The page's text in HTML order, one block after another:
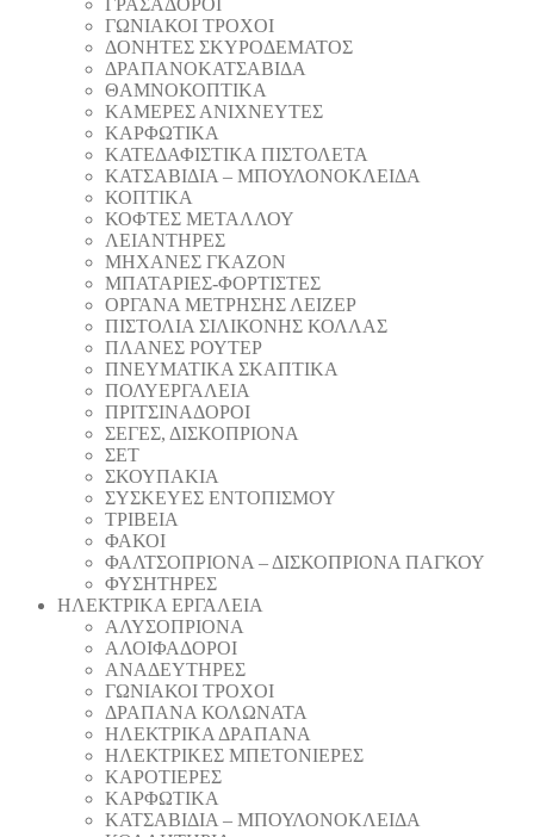
ΓΩΝΙΑΚΟΙ ΤΡΟΧΟΙ
ΔΟΝΗΤΕΣ ΣΚΥΡΟΔΕΜΑΤΟΣ
ΔΡΑΠΑΝΟΚΑΤΣΑΒΙΔΑ
ΘAΜΝΟΚΟΠΤΙΚΑ
ΚΑΜΕΡΕΣ ΑΝΙΧΝΕΥΤΕΣ
ΚΑΡΦΩΤΙΚΑ
ΚΑΤΕΔΑΦΙΣΤΙΚΑ ΠΙΣΤΟΛΕΤΑ
ΚΑΤΣΑΒΙΔΙΑ – ΜΠΟΥΛΟΝΟΚΛΕΙΔΑ
ΚΟΠΤΙΚA
ΚΟΦΤΕΣ ΜΕΤΑΛΛΟΥ
ΛΕΙΑΝΤΗΡEΣ
ΜΗΧΑΝΕΣ ΓΚΑΖΟΝ
ΜΠΑΤΑΡΙΕΣ-ΦΟΡΤΙΣΤΕΣ
ΟΡΓΑΝΑ ΜΕΤΡΗΣΗΣ ΛΕΙΖΕΡ
ΠΙΣΤΟΛΙA ΣΙΛΙΚΟΝΗΣ ΚΟΛΛΑΣ
ΠΛΑΝΕΣ ΡΟΥΤΕΡ
ΠΝΕΥΜΑΤΙΚΑ ΣΚΑΠΤΙΚΑ
ΠΟΛΥΕΡΓΑΛΕΙΑ
ΠΡΙΤΣΙΝΑΔΟΡΟΙ
ΣΕΓΕΣ, ΔΙΣΚΟΠΡΙΟΝΑ
ΣΕΤ
ΣΚΟΥΠΑΚΙΑ
ΣΥΣΚΕΥΕΣ ΕΝΤΟΠΙΣΜΟΥ
ΤΡΙΒΕΙΑ
ΦΑΚΟΙ
ΦΑΛΤΣΟΠΡΙΟΝΑ – ΔΙΣΚΟΠΡΙΟΝΑ ΠΑΓΚΟΥ
ΦΥΣΗΤΗΡΕΣ
ΗΛΕΚΤΡΙΚΑ ΕΡΓΑΛΕΙΑ
AΛΥΣΟΠΡΙΟΝΑ
ΑΛΟΙΦΑΔOΡΟI
ΑΝΑΔΕΥΤΗΡΕΣ
ΓΩΝΙΑΚΟΙ ΤΡΟΧΟΙ
ΔΡΑΠΑΝΑ ΚΟΛΩΝΑΤΑ
ΗΛΕΚΤΡΙΚΑ ΔΡΑΠΑΝΑ
ΗΛΕΚΤΡΙΚΕΣ ΜΠΕΤΟΝΙΕΡΕΣ
ΚΑΡΟΤΙΕΡΕΣ
ΚΑΡΦΩΤΙΚΑ
ΚΑΤΣΑΒΙΔΙΑ – ΜΠΟΥΛΟΝΟΚΛΕΙΔΑ